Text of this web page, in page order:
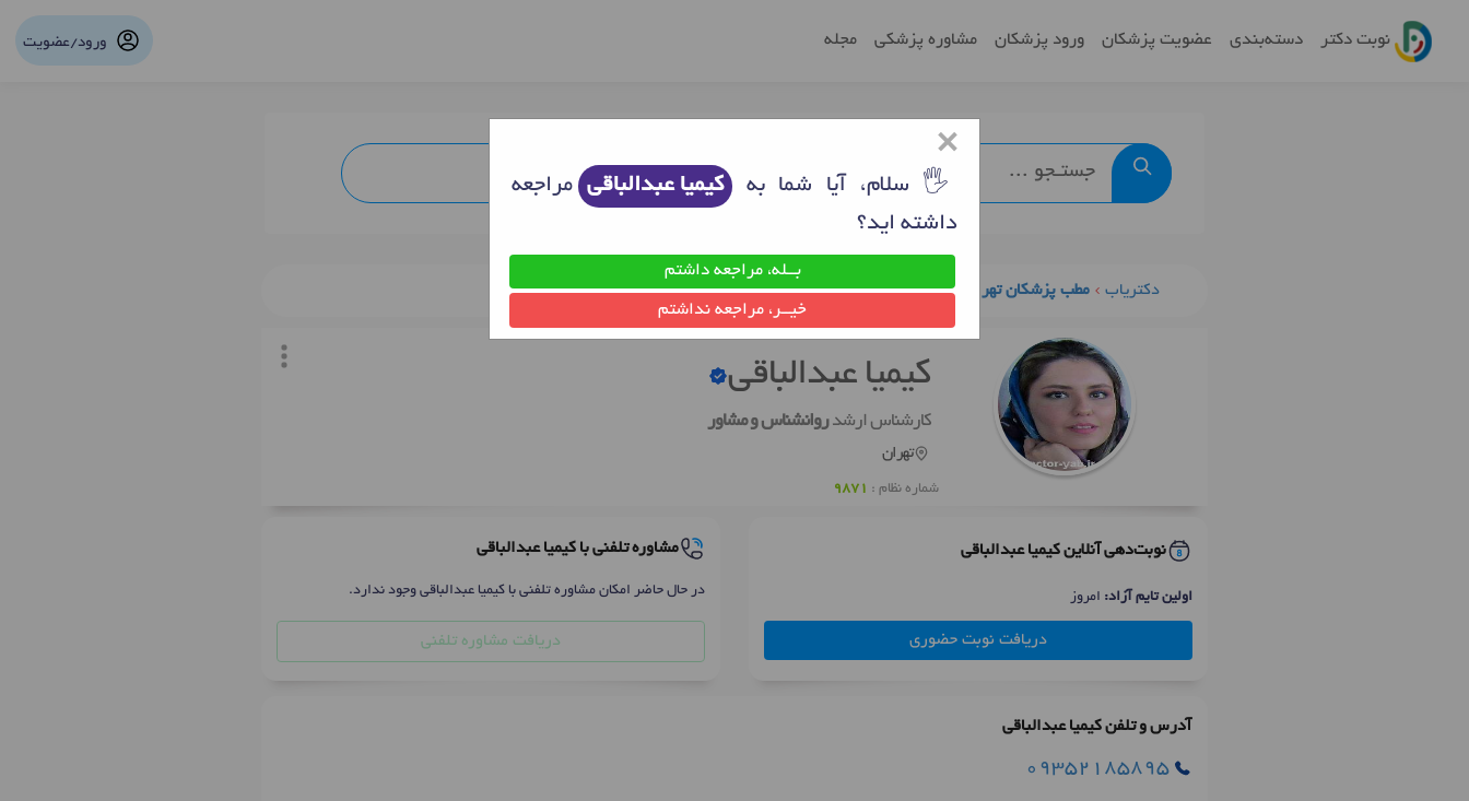
نوبت دکتر دسته‌بندی عضویت پزشکان ورود پزشکان مشاوره پزشکی مجله ورود/عضویت
دکتریاب مطب پزشکان تهران روانشناس خوب تهران کیمیا عبدالباقی
کیمیا عبدالباقی
کارشناس ارشدروانشناس و مشاور
تهران
شماره نظام : 9871
نوبت‌دهی آنلاین کیمیا عبدالباقی
اولین تایم آزاد: امروز
دریافت نوبت حضوری
مشاوره تلفنی با کیمیا عبدالباقی
در حال حاضر امکان مشاوره تلفنی با کیمیا عبدالباقی وجود ندارد.
دریافت مشاوره تلفنی
آدرس و تلفن کیمیا عبدالباقی
09352185895
×
🖐 سلام، آیا شما به کیمیا عبدالباقی مراجعه
داشته اید؟
بــله، مراجعه داشتم
خیــر، مراجعه نداشتم